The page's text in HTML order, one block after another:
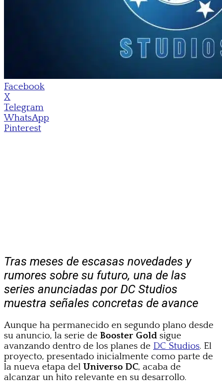
Facebook
X
Telegram
WhatsApp
Pinterest
Tras meses de escasas novedades y
rumores sobre su futuro, una de las
series anunciadas por DC Studios
muestra señales concretas de avance
Aunque ha permanecido en segundo plano desde
su anuncio, la serie de Booster Gold sigue
avanzando dentro de los planes de DC Studios. El
proyecto, presentado inicialmente como parte de
la nueva etapa del Universo DC, acaba de
alcanzar un hito relevante en su desarrollo.